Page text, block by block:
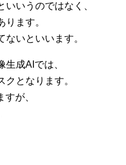
いうのではなく、
ます。
いといいます。
成AIでは、
となります。
が、